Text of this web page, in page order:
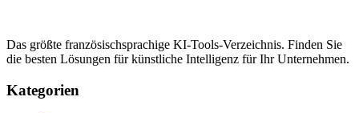
Das größte französischsprachige KI-Tools-Verzeichnis. Finden Sie
die besten Lösungen für künstliche Intelligenz für Ihr Unternehmen.
Kategorien